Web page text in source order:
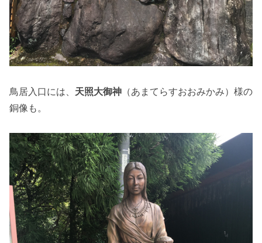
鳥居入口には、 天照大御神 （あまてらすおおみかみ）様の
銅像も。